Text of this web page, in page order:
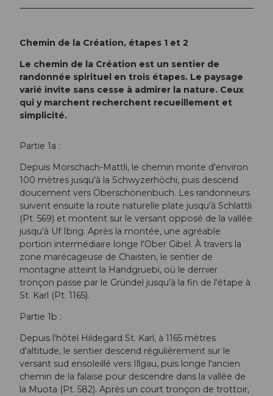
Chemin de la Création, étapes 1 et 2
Le chemin de la Création est un sentier de
randonnée spirituel en trois étapes. Le paysage
varié invite sans cesse à admirer la nature. Ceux
qui y marchent recherchent recueillement et
simplicité.
Partie 1a :
Depuis Morschach-Mattli, le chemin monte d'environ
100 mètres jusqu'à la Schwyzerhöchi, puis descend
doucement vers Oberschönenbuch. Les randonneurs
suivent ensuite la route naturelle plate jusqu'à Schlattli
(Pt. 569) et montent sur le versant opposé de la vallée
jusqu'à Uf Ibrig. Après la montée, une agréable
portion intermédiaire longe l'Ober Gibel. À travers la
zone marécageuse de Chaisten, le sentier de
montagne atteint la Handgruebi, où le dernier
tronçon passe par le Gründel jusqu'à la fin de l'étape à
St. Karl (Pt. 1165).
Partie 1b :
Depuis l'hôtel Hildegard St. Karl, à 1165 mètres
d'altitude, le sentier descend régulièrement sur le
versant sud ensoleillé vers Illgau, puis longe l'ancien
chemin de la falaise pour descendre dans la vallée de
la Muota (Pt. 582). Après un court tronçon de trottoir,